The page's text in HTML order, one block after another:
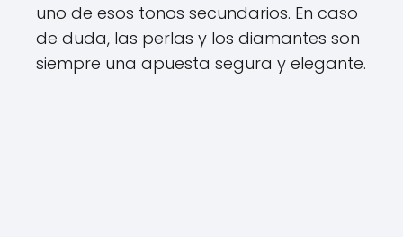
uno de esos tonos secundarios. En caso
de duda, las perlas y los diamantes son
siempre una apuesta segura y elegante.